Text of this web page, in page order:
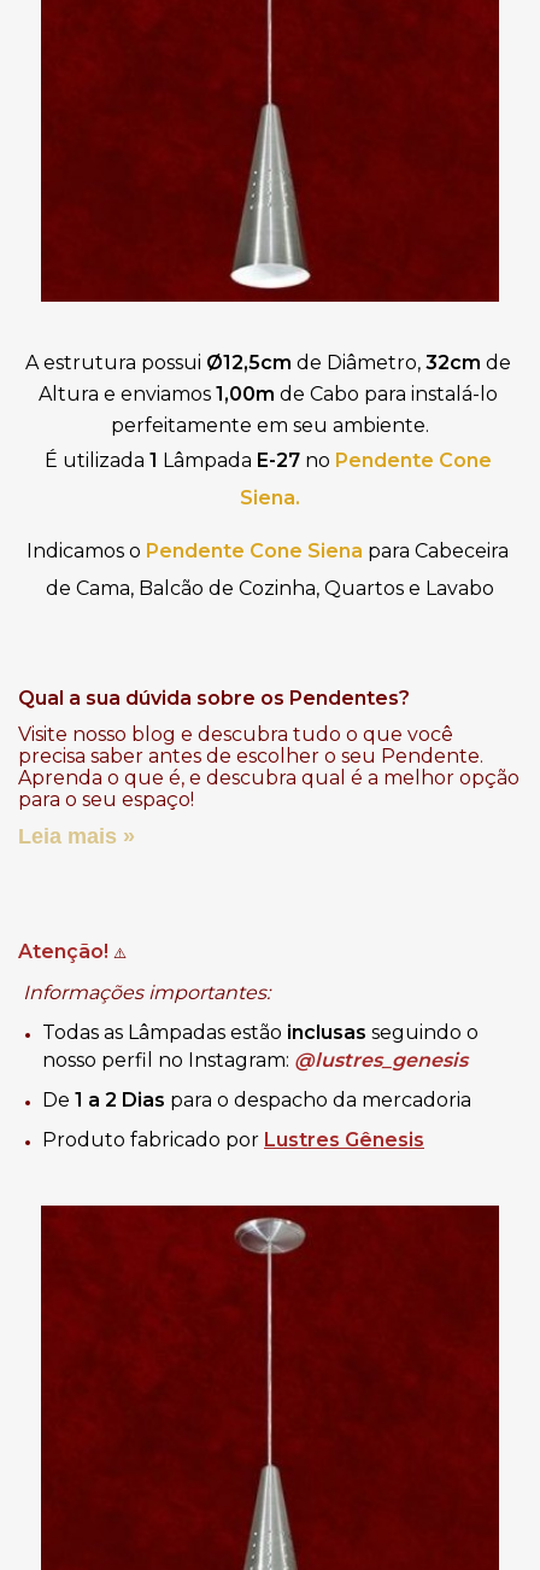
A estrutura possui Ø12,5cm de Diâmetro, 32cm de
Altura e enviamos 1,00m de Cabo para instalá-lo
perfeitamente em seu ambiente.
É utilizada 1 Lâmpada E-27 no Pendente Cone
Siena.
ndicamos o Pendente Cone Siena para Cabeceira
de Cama, Balcão de Cozinha, Quartos e Lavabo
Qual a sua dúvida sobre os Pendentes?
Visite nosso blog e descubra tudo o que você
precisa saber antes de escolher o seu Pendente.
Aprenda o que é, e descubra qual é a melhor opção
para o seu espaço!
Leia mais »
Atenção! ⚠️
Informações importantes:
Todas as Lâmpadas estão inclusas seguindo o
nosso perfil no Instagram: @lustres_genesis
De 1 a 2 Dias para o despacho da mercadoria
Produto fabricado por Lustres Gênesis